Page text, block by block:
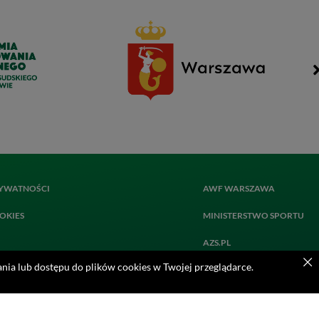
AWF WARSZAWA
MINISTERSTWO SPORTU
AZS.PL
AMP
PASJA AZS
lub dostępu do plików cookies w Twojej przeglądarce.